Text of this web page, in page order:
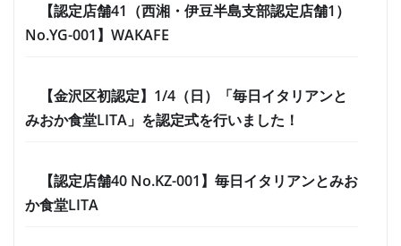
【認定店舗41（西湘・伊豆半島支部認定店舗1）
No.YG-001】WAKAFE
【金沢区初認定】1/4（日）「毎日イタリアンと
みおか食堂LITA」を認定式を行いました！
【認定店舗40 No.KZ-001】毎日イタリアンとみお
か食堂LITA